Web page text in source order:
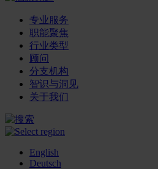
专业服务
职能聚焦
行业类型
顾问
分支机构
智识与洞见
关于我们
English
Deutsch